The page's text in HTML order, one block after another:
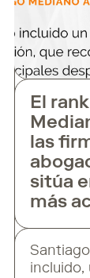
El ranking consolida
las
sitúa
más
incluido,